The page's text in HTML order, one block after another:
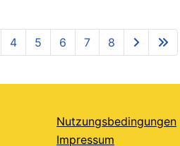
Seite 1 von 8
4 5 6 7 8
Nutzungsbedingungen
Impressum